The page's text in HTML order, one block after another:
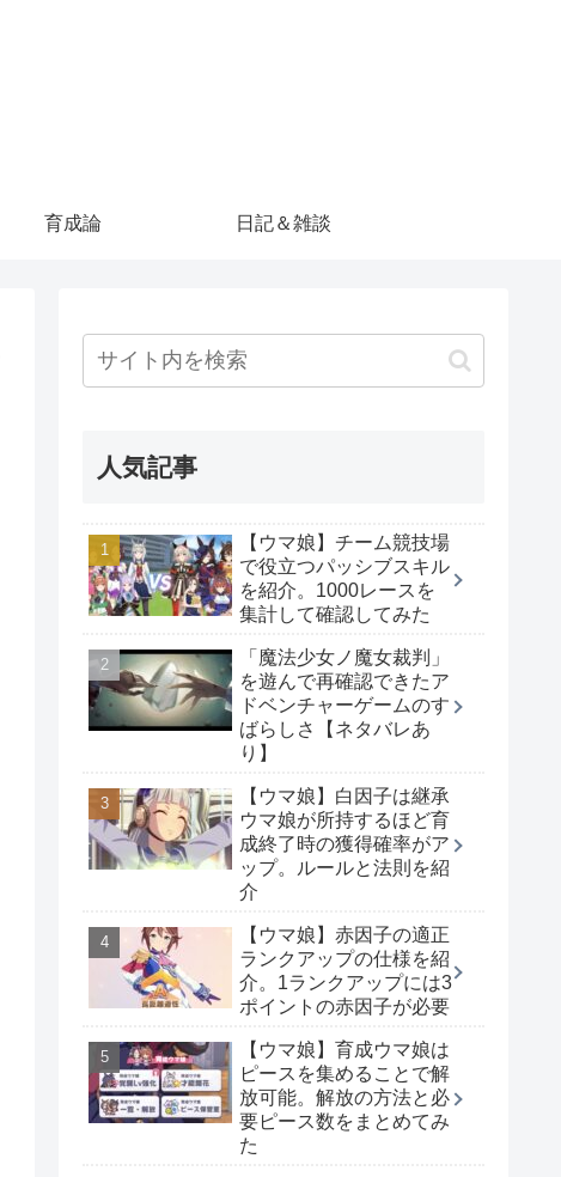
育成論 日記＆雑談
人気記事
【ウマ娘】チーム競技場
で役立つパッシブスキル
を紹介。1000レースを
集計して確認してみた
「魔法少女ノ魔女裁判」
を遊んで再確認できたア
ドベンチャーゲームのす
ばらしさ【ネタバレあ
り】
【ウマ娘】白因子は継承
ウマ娘が所持するほど育
成終了時の獲得確率がア
ップ。ルールと法則を紹
介
【ウマ娘】赤因子の適正
ランクアップの仕様を紹
介。1ランクアップには3
ポイントの赤因子が必要
【ウマ娘】育成ウマ娘は
ピースを集めることで解
放可能。解放の方法と必
要ピース数をまとめてみ
た